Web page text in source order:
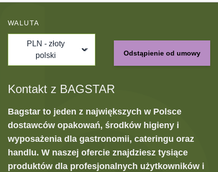
WALUTA
PLN - złoty
polski
Odstąpienie od umowy
Kontakt z BAGSTAR
Bagstar to jeden z największych w Polsce
dostawców opakowań, środków higieny i
wyposażenia dla gastronomii, cateringu oraz
handlu. W naszej ofercie znajdziesz tysiące
produktów dla profesjonalnych użytkowników i